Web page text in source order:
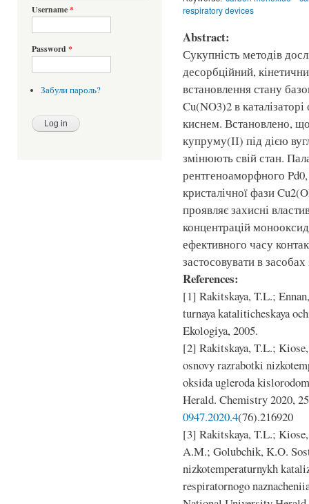
Username*
Password *
Забули пароль?
respiratory devices
Abstract:
Сукупність методів
десорбційний,
встановлення стану
Cu(NO3)2 в
киснем. Встановлено,
купруму(ІІ) під дією
змінюють свій стан.
рентгеноаморфного
кристалічної фази
проявляє захисні
концентрацій
ефективного часу
застосовувати в
References:
[1] Rakitskaya, T.L.;
turnaya kataliticheskaya
Ekologiya, 2005.
[2] Rakitskaya, T.L.;
osnovy razrabotki
oksida ugleroda
Herald. Chemistry 2020,
0947.2020.4(76).216920
[3] Rakitskaya, T.L.;
A.M.; Golubchik, K.O.
nizkotemperaturnykh
respiratornogo